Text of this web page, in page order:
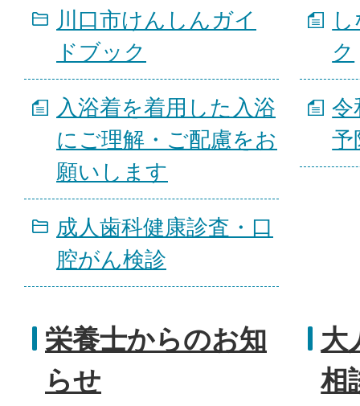
川口市けんしんガイ
ドブック
入浴着を着用した入浴
にご理解・ご配慮をお
願いします
成人歯科健康診査・口
腔がん検診
ク
令
予
栄養士からのお知
らせ
大
相